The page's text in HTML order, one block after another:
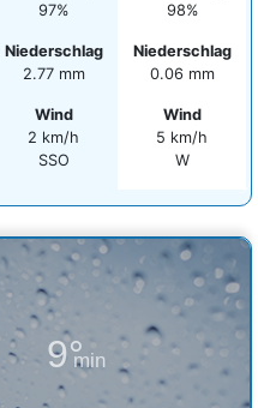
97%
Niederschlag
2.77 mm
Wind
2 km/h
SSO
98%
Niederschlag
0.06 mm
Wind
5 km/h
W
9°
min